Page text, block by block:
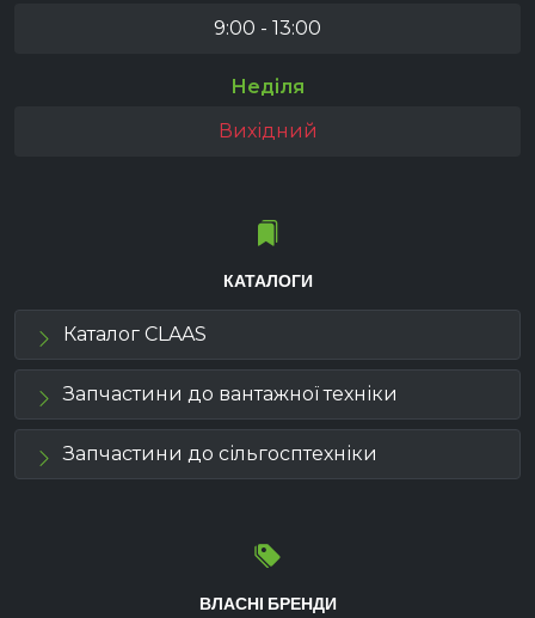
9:00 - 13:00
Неділя
Вихідний
КАТАЛОГИ
Каталог CLAAS
Запчастини до вантажної техніки
Запчастини до сільгосптехніки
ВЛАСНІ БРЕНДИ